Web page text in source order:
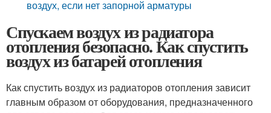
воздух, если нет запорной арматуры
Спускаем воздух из радиатора
отопления безопасно. Как спустить
воздух из батарей отопления
Как спустить воздух из радиаторов отопления зависит
главным образом от оборудования, предназначенного